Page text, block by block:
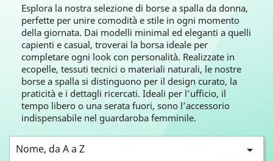
Esplora la nostra selezione di borse a spalla da donna,
perfette per unire comodità e stile in ogni momento
della giornata. Dai modelli minimal ed eleganti a quelli
capienti e casual, troverai la borsa ideale per
completare ogni look con personalità. Realizzate in
ecopelle, tessuti tecnici o materiali naturali, le nostre
borse a spalla si distinguono per il design curato, la
praticità e i dettagli ricercati. Ideali per l’ufficio, il
tempo libero o una serata fuori, sono l’accessorio
indispensabile nel guardaroba femminile.
Nome, da A a Z 